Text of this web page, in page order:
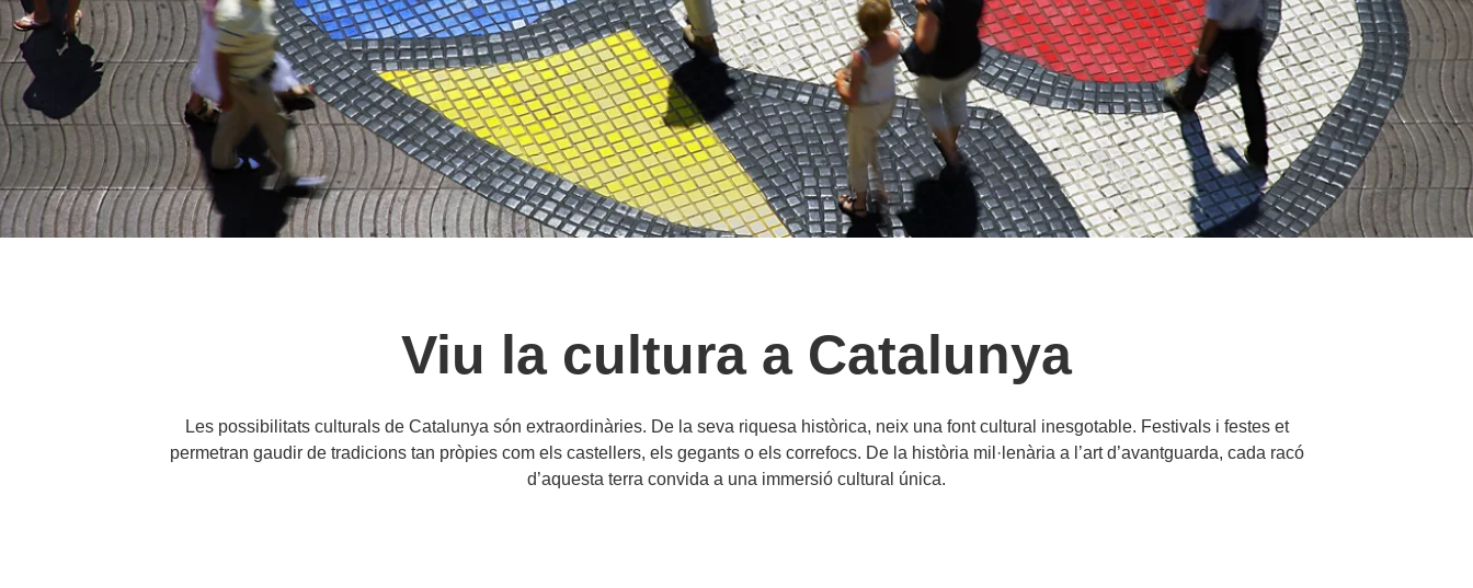
Viu la cultura a Catalunya
Les possibilitats culturals de Catalunya són extraordinàries. De la seva riquesa històrica, neix una font cultural inesgotable. Festivals i festes et
permetran gaudir de tradicions tan pròpies com els castellers, els gegants o els correfocs. De la història mil·lenària a l’art d’avantguarda, cada racó
d’aquesta terra convida a una immersió cultural única.